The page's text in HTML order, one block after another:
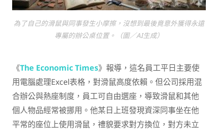
為了自己的滑鼠與同事發生小摩擦，沒想到最後竟意外獲得永遠
專屬的辦公桌位置。（圖／AI生成）
《The Economic Times》報導，這名員工平日主要使
用電腦處理Excel表格，對滑鼠高度依賴。但公司採用混
合辦公與熱座制度，員工可自由選座，導致滑鼠和其他
個人物品經常被挪用。他某日上班發現資深同事坐在他
平常的座位上使用滑鼠，禮貌要求對方換位，對方未立